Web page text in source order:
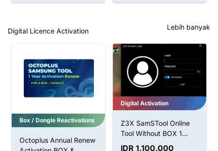
Digital Licence Activation Lebih banyak
Box / Dongle Reactivations
Octoplus Annual Renew
Digital Activation
Z3X SamSTool Online
Tool Without BOX 1
Tahun Aktivasi
IDR 1.100.000